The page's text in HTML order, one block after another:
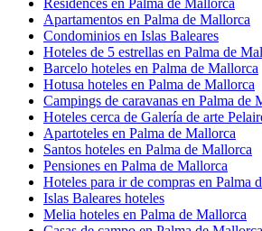
Residences en Palma de Mallorca
Apartamentos en Palma de Mallorca
Condominios en Islas Baleares
Hoteles de 5 estrellas en Palma de
Barcelo hoteles en Palma de Mallorca
Hotusa hoteles en Palma de Mallorca
Campings de caravanas en Palma de
Hoteles cerca de Galería de arte
Apartoteles en Palma de Mallorca
Santos hoteles en Palma de Mallorca
Pensiones en Palma de Mallorca
Hoteles para ir de compras en Palma
Islas Baleares hoteles
Melia hoteles en Palma de Mallorca